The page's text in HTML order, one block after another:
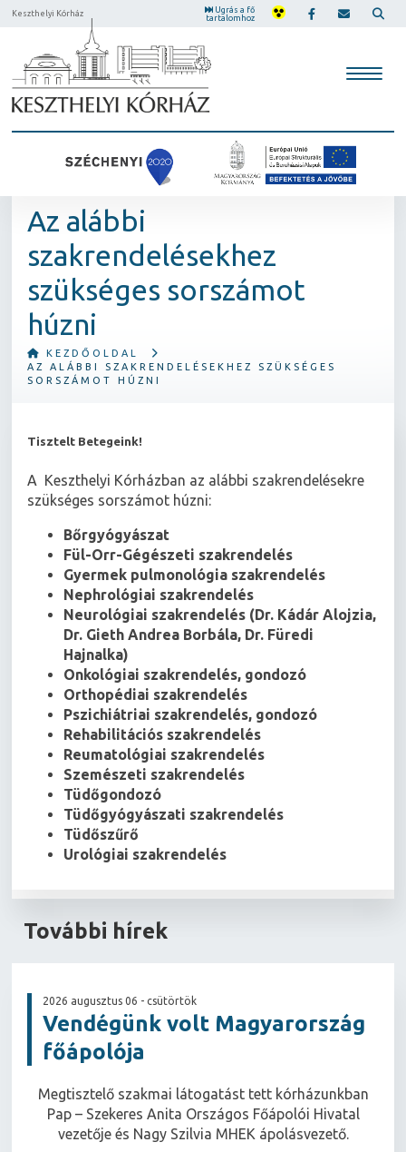
Keszthelyi Kórház
Ugrás a fő
tartalomhoz
Az alábbi
szakrendelésekhez
szükséges sorszámot
húzni
KEZDŐOLDAL
AZ ALÁBBI SZAKRENDELÉSEKHEZ SZÜKSÉGES
SORSZÁMOT HÚZNI
Tisztelt Betegeink!
A Keszthelyi Kórházban az alábbi szakrendelésekre
szükséges sorszámot húzni:
Bőrgyógyászat
Fül-Orr-Gégészeti szakrendelés
Gyermek pulmonológia szakrendelés
Nephrológiai szakrendelés
Neurológiai szakrendelés (Dr. Kádár Alojzia,
Dr. Gieth Andrea Borbála, Dr. Füredi
Hajnalka)
Onkológiai szakrendelés, gondozó
Orthopédiai szakrendelés
Pszichiátriai szakrendelés, gondozó
Rehabilitációs szakrendelés
Reumatológiai szakrendelés
Szemészeti szakrendelés
Tüdőgondozó
Tüdőgyógyászati szakrendelés
Tüdőszűrő
Urológiai szakrendelés
További hírek
2026 augusztus 06 - csütörtök
Vendégünk volt Magyarország
főápolója
Megtisztelő szakmai látogatást tett kórházunkban
Pap – Szekeres Anita Országos Főápolói Hivatal
vezetője és Nagy Szilvia MHEK ápolásvezető.